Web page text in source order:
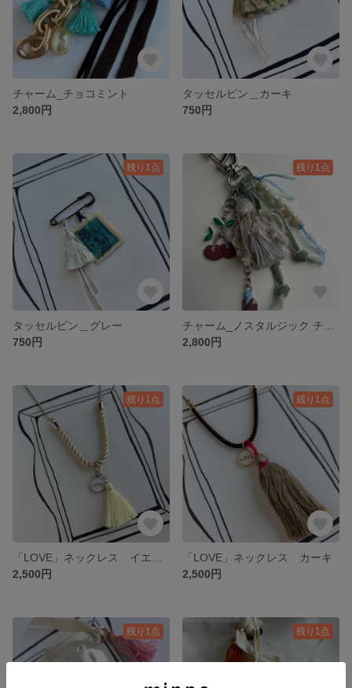
チャーム_チョコミント
2,800円
タッセルピン＿カーキ
750円
残り1点
タッセルピン＿グレー
750円
残り1点
2,800円
残り1点
2,500円
残り1点
「LOVE」ネックレス カーキ
2,500円
残り1点 残り1点